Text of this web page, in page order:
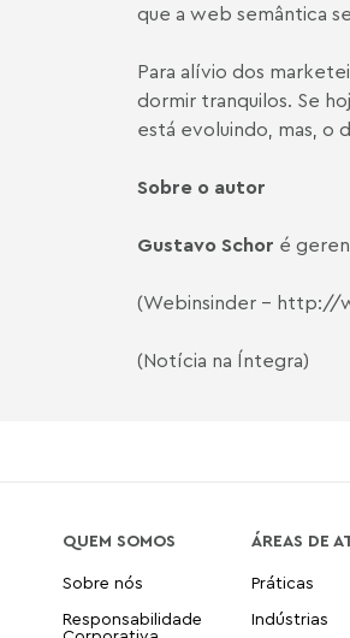
que a web semântica
Para alívio dos
dormir tranquilos. Se
está evoluindo, mas, o
Sobre o autor
Gustavo Schor é
(Webinsinder - http://
(Notícia na Íntegra)
QUEM SOMOS
Sobre nós
Responsabilidade
ÁREAS DE
Práticas
Indústrias